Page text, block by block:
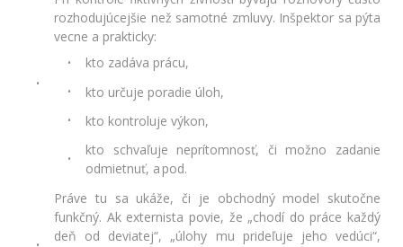
rozhodujúcejšie než samotné zmluvy. Inšpektor sa pýta
vecne a prakticky:
kto zadáva prácu,
kto určuje poradie úloh,
kto kontroluje výkon,
kto schvaľuje neprítomnosť, či možno zadanie
odmietnuť, a pod.
Práve tu sa ukáže, či je obchodný model skutočne
funkčný. Ak externista povie, že „chodí do práce každý
deň od deviatej“, „úlohy mu prideľuje jeho vedúci“,